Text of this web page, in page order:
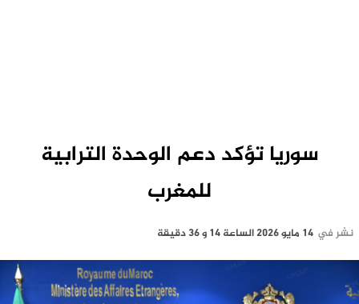
سوريا تؤكد دعم الوحدة الترابية
للمغرب
نشر في 14 مايو 2026 الساعة 14 و 36 دقيقة